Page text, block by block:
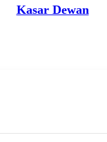
Kasar Dewan